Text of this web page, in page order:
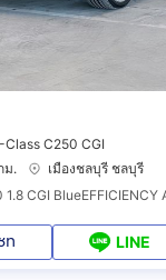
C250 CGI
ม.
เมืองชลบุรี ชลบุรี
CGI BlueEFFICIENCY
ท LINE